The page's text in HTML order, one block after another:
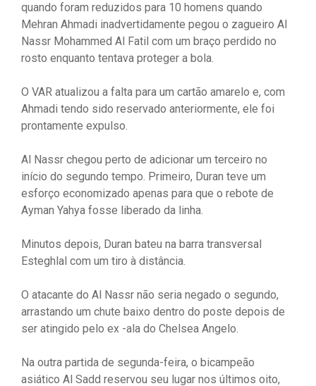
quando foram reduzidos para 10 homens quando
Mehran Ahmadi inadvertidamente pegou o zagueiro Al
Nassr Mohammed Al Fatil com um braço perdido no
rosto enquanto tentava proteger a bola.
O VAR atualizou a falta para um cartão amarelo e, com
Ahmadi tendo sido reservado anteriormente, ele foi
prontamente expulso.
Al Nassr chegou perto de adicionar um terceiro no
início do segundo tempo. Primeiro, Duran teve um
esforço economizado apenas para que o rebote de
Ayman Yahya fosse liberado da linha.
Minutos depois, Duran bateu na barra transversal
Esteghlal com um tiro à distância.
O atacante do Al Nassr não seria negado o segundo,
arrastando um chute baixo dentro do poste depois de
ser atingido pelo ex -ala do Chelsea Angelo.
Na outra partida de segunda-feira, o bicampeão
asiático Al Sadd reservou seu lugar nos últimos oito,